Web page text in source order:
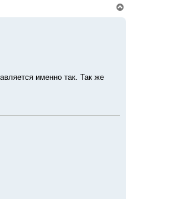
именно так. Так же